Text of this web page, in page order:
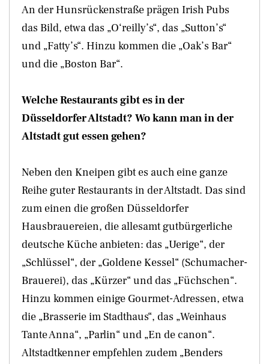
An der Hunsrückenstraße prägen Irish Pubs
das Bild, etwa das „O‘reilly’s“, das „Sutton’s“
und „Fatty’s“. Hinzu kommen die „Oak’s Bar“
und die „Boston Bar“.
Welche Restaurants gibt es in der
Düsseldorfer Altstadt? Wo kann man in der
Altstadt gut essen gehen?
Neben den Kneipen gibt es auch eine ganze
Reihe guter Restaurants in der Altstadt. Das sind
zum einen die großen Düsseldorfer
Hausbrauereien, die allesamt gutbürgerliche
deutsche Küche anbieten: das „Uerige“, der
„Schlüssel“, der „Goldene Kessel“ (Schumacher-
Brauerei), das „Kürzer“ und das „Füchschen“.
Hinzu kommen einige Gourmet-Adressen, etwa
die „Brasserie im Stadthaus“, das „Weinhaus
Tante Anna“, „Parlin“ und „En de canon“.
Altstadtkenner empfehlen zudem „Benders